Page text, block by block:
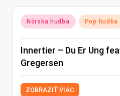
Posted
in
Nórska hudba Pop hudba
Innertier – Du Er Ung
Gregersen
ZOBRAZIŤ VIAC